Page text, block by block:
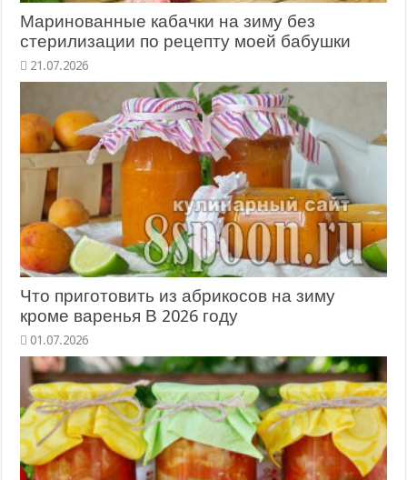
Маринованные кабачки на зиму без
стерилизации по рецепту моей бабушки
Что приготовить из абрикосов на зиму
кроме варенья В 2026 году